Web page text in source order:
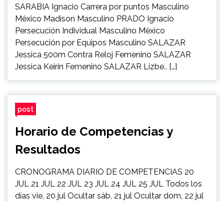
SARABIA Ignacio Carrera por puntos Masculino
México Madison Masculino PRADO Ignacio
Persecución Individual Masculino México
Persecución por Equipos Masculino SALAZAR
Jessica 500m Contra Reloj Femenino SALAZAR
Jessica Keirin Femenino SALAZAR Lizbe.. […]
post
Horario de Competencias y
Resultados
CRONOGRAMA DIARIO DE COMPETENCIAS 20
JUL 21 JUL 22 JUL 23 JUL 24 JUL 25 JUL Todos los
días vie, 20 jul Ocultar sáb, 21 jul Ocultar dom, 22 jul